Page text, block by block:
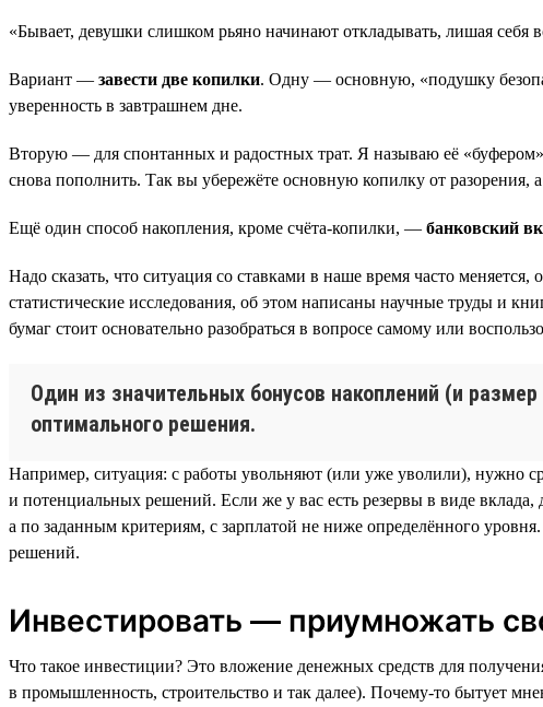
«Бывает, девушки слишком рьяно начинают откладывать, лишая себя
Вариант — завести две копилки. Одну — основную, «подушку
уверенность в завтрашнем дне.
Вторую — для спонтанных и радостных трат. Я называю её
снова пополнить. Так вы убережёте основную копилку от разорения,
Ещё один способ накопления, кроме счёта-копилки, — банковский
Надо сказать, что ситуация со ставками в наше время часто
статистические исследования, об этом написаны научные труды и
бумаг стоит основательно разобраться в вопросе самому или
Один из значительных бонусов накоплений (и
оптимального решения.
Например, ситуация: с работы увольняют (или уже уволили), нужно
и потенциальных решений. Если же у вас есть резервы в виде
а по заданным критериям, с зарплатой не ниже определённого
решений.
Инвестировать — приумножать
Что такое инвестиции? Это вложение денежных средств для
в промышленность, строительство и так далее). Почему-то бытует